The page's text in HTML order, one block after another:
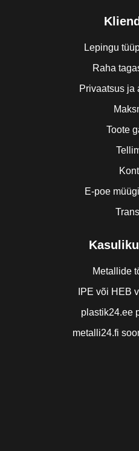
Lepingu
Raha
Privaatsus ja
Toote
E-poe
Metallide
IPE või HEB
plastik24.ee
metalli24.fi